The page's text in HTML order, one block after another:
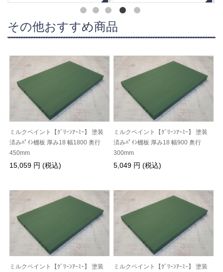
その他おすすめ商品
ミルクペイント【ｸﾞﾘｰﾝｱｰﾐｰ】 塗装
済みﾊﾟｲﾝ棚板 厚み18 幅1800 奥行
450mm
15,059 円 (税込)
ミルクペイント【ｸﾞﾘｰﾝｱｰﾐｰ】 塗装
済みﾊﾟｲﾝ棚板 厚み18 幅900 奥行
300mm
5,049 円 (税込)
ミルクペイント【ｸﾞﾘｰﾝｱｰﾐｰ】 塗装
ミルクペイント【ｸﾞﾘｰﾝｱｰﾐｰ】 塗装